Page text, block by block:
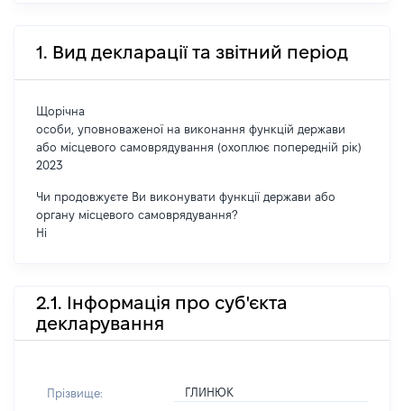
1. Вид декларації та звітний період
Щорічна
особи, уповноваженої на виконання функцій держави
або місцевого самоврядування (охоплює попередній рік)
2023
Чи продовжуєте Ви виконувати функції держави або
органу місцевого самоврядування?
Ні
2.1. Інформація про суб'єкта
декларування
Прізвище: ГЛИНЮК